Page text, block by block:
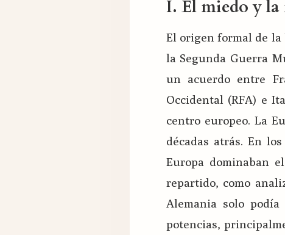
I. El miedo y la
El origen formal de la
la Segunda Guerra
un acuerdo entre
Occidental (RFA) e
centro europeo. La
décadas atrás. En
Europa dominaban
repartido, como
Alemania solo
potencias,